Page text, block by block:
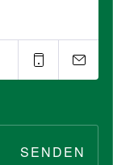
SENDEN